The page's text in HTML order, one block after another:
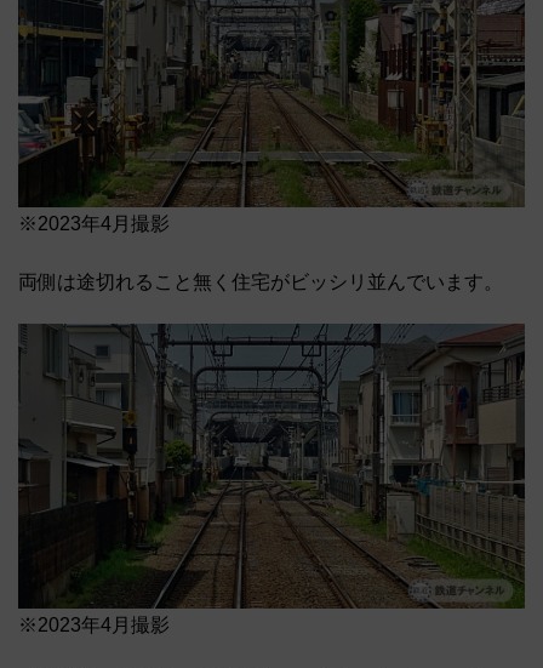
※2023年4月撮影
両側は途切れること無く住宅がビッシリ並んでいます。
※2023年4月撮影